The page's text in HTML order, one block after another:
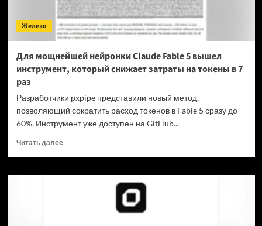
realme
полностью
переходят
на
Железо
Для мощнейшей нейронки Claude Fable 5 вышел
инструмент, который снижает затраты на токены в 7
раз
Разработчики pxpipe представили новый метод,
позволяющий сократить расход токенов в Fable 5 сразу до
60%. Инструмент уже доступен на GitHub...
Читать далееПрочитать
Для